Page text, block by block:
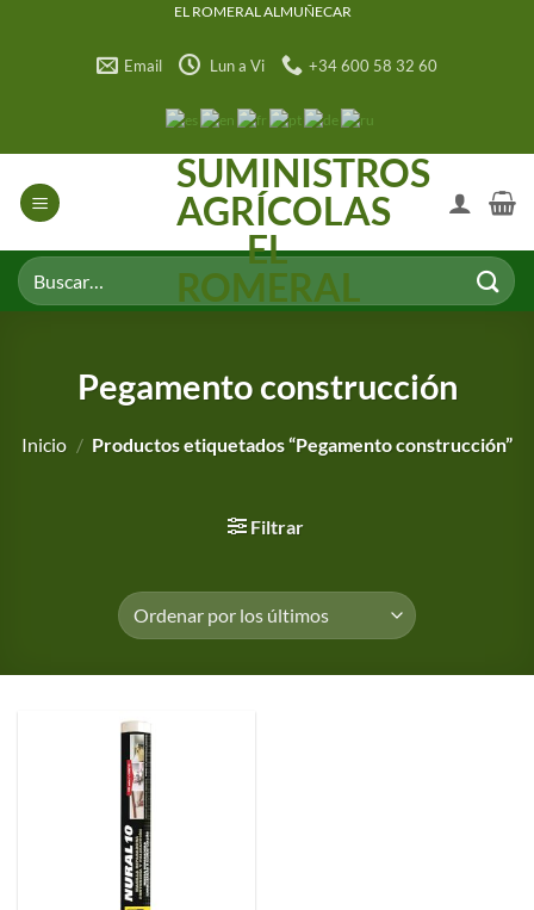
EL ROMERAL ALMUÑECAR
Email Lun a Vi +34 600 58 32 60
SUMINISTROS
AGRÍCOLAS
EL
ROMERAL
Buscar
por:
Pegamento construcción
Inicio / Productos etiquetados “Pegamento construcción”
Filtrar